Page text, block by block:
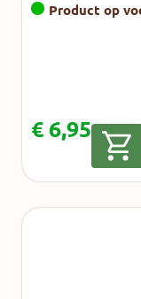
Product op
€ 6,95